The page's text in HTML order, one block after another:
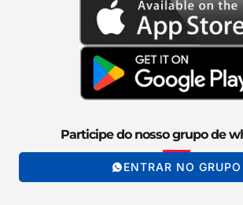
Participe do nosso grupo de
ENTRAR NO GRUPO